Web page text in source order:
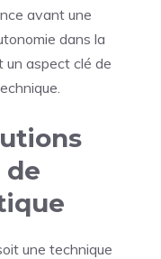
avant une
dans la
aspect clé de
de
une technique